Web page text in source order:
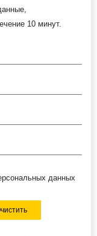
10 минут.
данных